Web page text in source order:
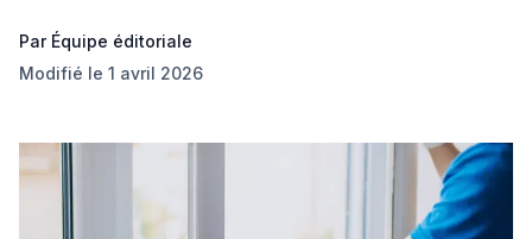
Par Équipe éditoriale
Modifié le 1 avril 2026